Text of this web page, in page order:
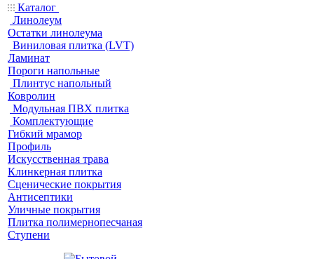
Каталог
Линолеум
Остатки линолеума
Виниловая плитка (LVT)
Ламинат
Пороги напольные
Плинтус напольный
Ковролин
Модульная ПВХ плитка
Комплектующие
Гибкий мрамор
Профиль
Искусственная трава
Клинкерная плитка
Сценические покрытия
Антисептики
Уличные покрытия
Плитка полимернопесчаная
Ступени